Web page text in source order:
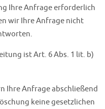
Ihre Anfrage erforderlich
wir Ihre Anfrage nicht
ist Art. 6 Abs. 1 lit. b)
Ihre Anfrage abschließend
keine gesetzlichen